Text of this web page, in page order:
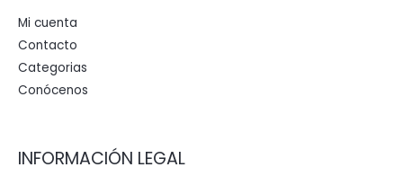
Mi cuenta
Contacto
Categorias
Conócenos
INFORMACIÓN LEGAL